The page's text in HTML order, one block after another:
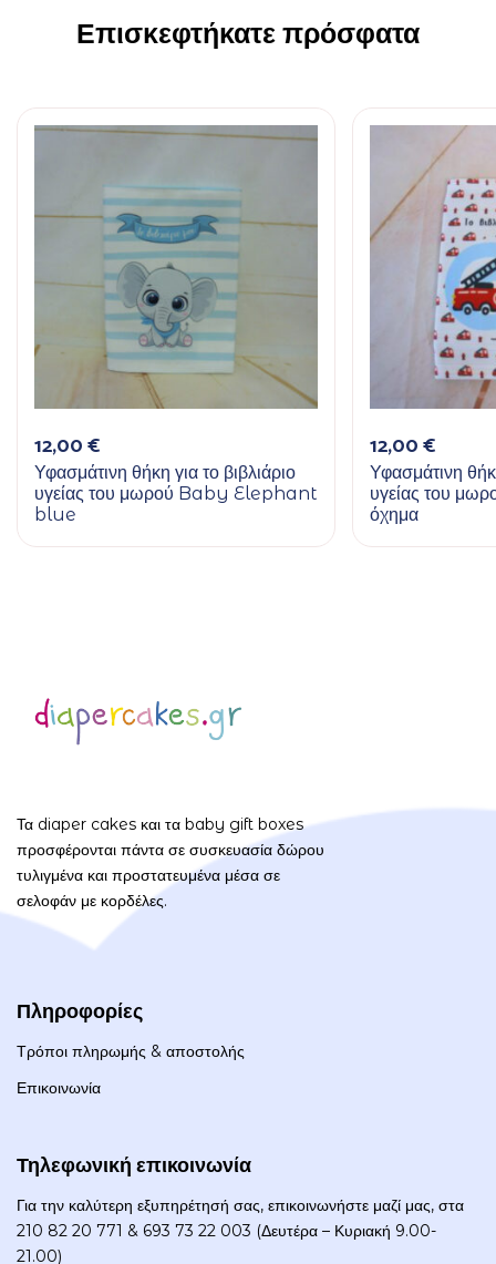
Επισκεφτήκατε πρόσφατα
12,00€
Υφασμάτινη θήκη για το βιβλιάριο
υγείας του μωρού Baby Elephant
blue
12,00€
Υφασμάτινη
υγείας του
όχημα
Τα diaper cakes και τα baby gift boxes
προσφέρονται πάντα σε συσκευασία δώρου
τυλιγμένα και προστατευμένα μέσα σε
σελοφάν με κορδέλες.
Πληροφορίες
Τρόποι πληρωμής & αποστολής
Επικοινωνία
Τηλεφωνική επικοινωνία
Για την καλύτερη εξυπηρέτησή σας, επικοινωνήστε μαζί μας, στα
210 82 20 771 & 693 73 22 003 (Δευτέρα – Κυριακή 9.00-
21.00)